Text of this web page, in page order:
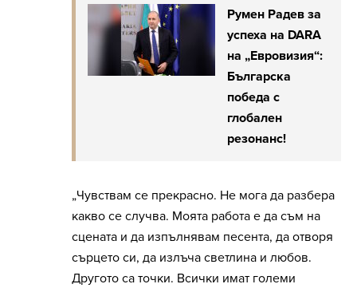
Румен Радев за
успеха на DARA
на „Евровизия“:
Българска
победа с
глобален
резонанс!
„Чувствам се прекрасно. Не мога да разбера
какво се случва. Моята работа е да съм на
сцената и да изпълнявам песента, да отворя
сърцето си, да излъча светлина и любов.
Другото са точки. Всички имат големи